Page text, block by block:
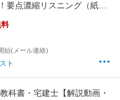
要点濃縮リスニング（紙テ
ドリル 2026年(CA1)｜ケア
援専門員の教科書 暗記 要
独学 受験対策 本
始(メール連絡)
ト
科書・宅建士【解説動画・